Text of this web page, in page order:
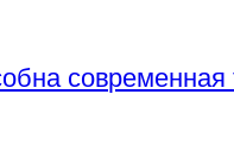
современная